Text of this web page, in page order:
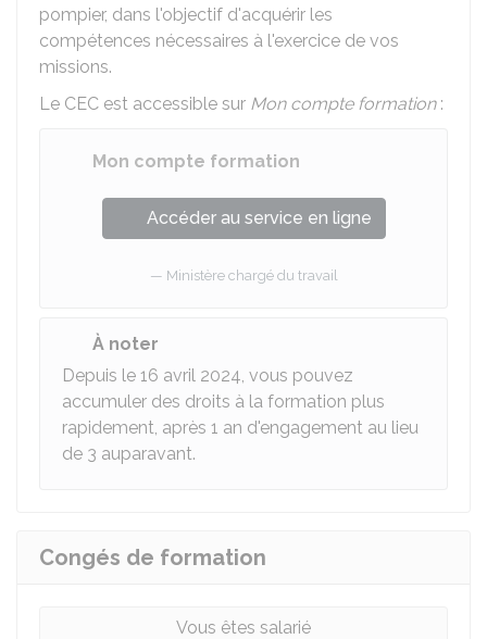
pompier, dans l'objectif d'acquérir les
compétences nécessaires à l'exercice de vos
missions.
Le CEC est accessible sur Mon compte formation:
Mon compte formation
Accéder au service en ligne
Ministère chargé du travail
À noter
Depuis le 16 avril 2024, vous pouvez
accumuler des droits à la formation plus
rapidement, après 1 an d'engagement au lieu
de 3 auparavant.
Congés de formation
Vous êtes salarié